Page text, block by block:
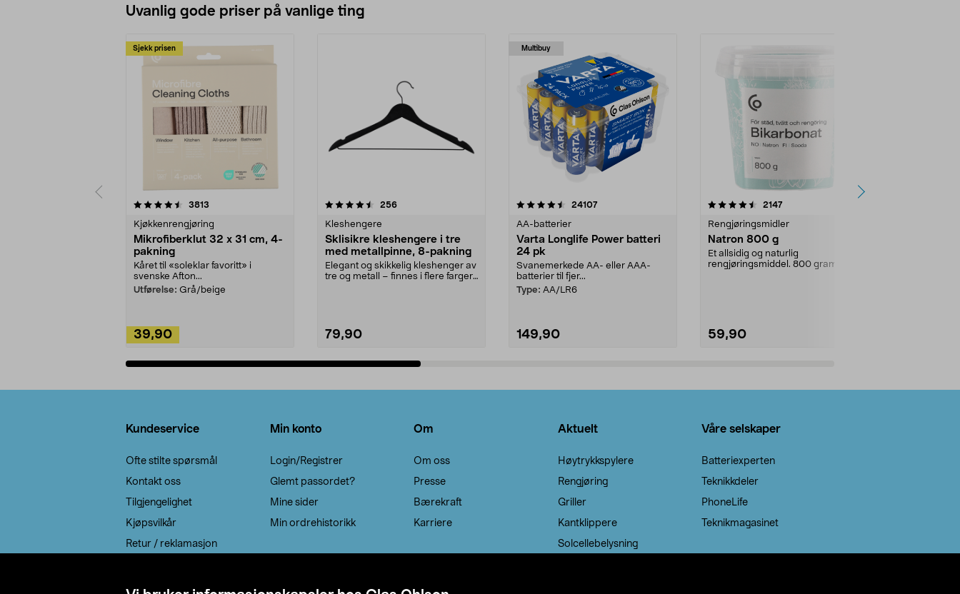
Uvanlig gode priser på vanlige ting
Sjekk prisen
3813
Kjøkkenrengjøring
Mikrofiberklut 32 x 31 cm, 4-
pakning
Kåret til «soleklar favoritt» i
svenske Afton...
Utførelse: Grå/beige
39,90
4.5av 5 stjerner 256anmeldelser
Kleshengere
Sklisikre kleshengere i tre
med metallpinne, 8-pakning
Elegant og skikkelig kleshenger av
tre og metall – finnes i flere farger.
79,90
Multibuy
4.5av 5 stjerner 24107anmeldelser
AA-batterier
Varta Longlife Power batteri
24 pk
Svanemerkede AA- eller AAA-
batterier til fjer...
Type: AA/LR6
149,90
4.5av 5 stjerner 2147anmeldelser
Rengjøringsmidler
Natron 800 g
Et allsidig og naturlig
rengjøringsmiddel. 800 gram
59,90
4.0av 5 stjerner
Kundeservice
Ofte stilte spørsmål
Kontakt oss
Tilgjengelighet
Kjøpsvilkår
Retur / reklamasjon
Min konto
Login/Registrer
Glemt passordet?
Mine sider
Min ordrehistorikk
Om
Om oss
Presse
Bærekraft
Karriere
Aktuelt
Høytrykkspylere
Rengjøring
Griller
Kantklippere
Solcellebelysning
Våre selskaper
Batteriexperten
Teknikkdeler
PhoneLife
Teknikmagasinet